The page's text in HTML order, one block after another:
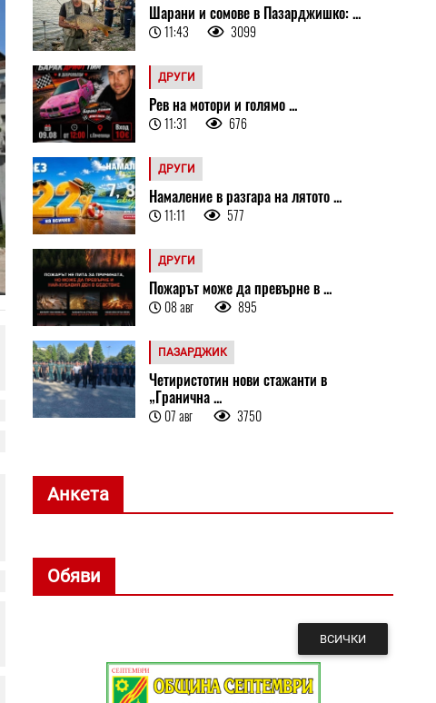
Шарани и сомове в Пазарджишко: ...
11:43 3099
ДРУГИ
Рев на мотори и голямо ...
11:31 676
ДРУГИ
Намаление в разгара на лятото ...
11:11 577
ДРУГИ
Пожарът може да превърне в ...
08 авг 895
ПАЗАРДЖИК
Четиристотин нови стажанти в
„Гранична ...
07 авг 3750
Анкета
Обяви
ВСИЧКИ